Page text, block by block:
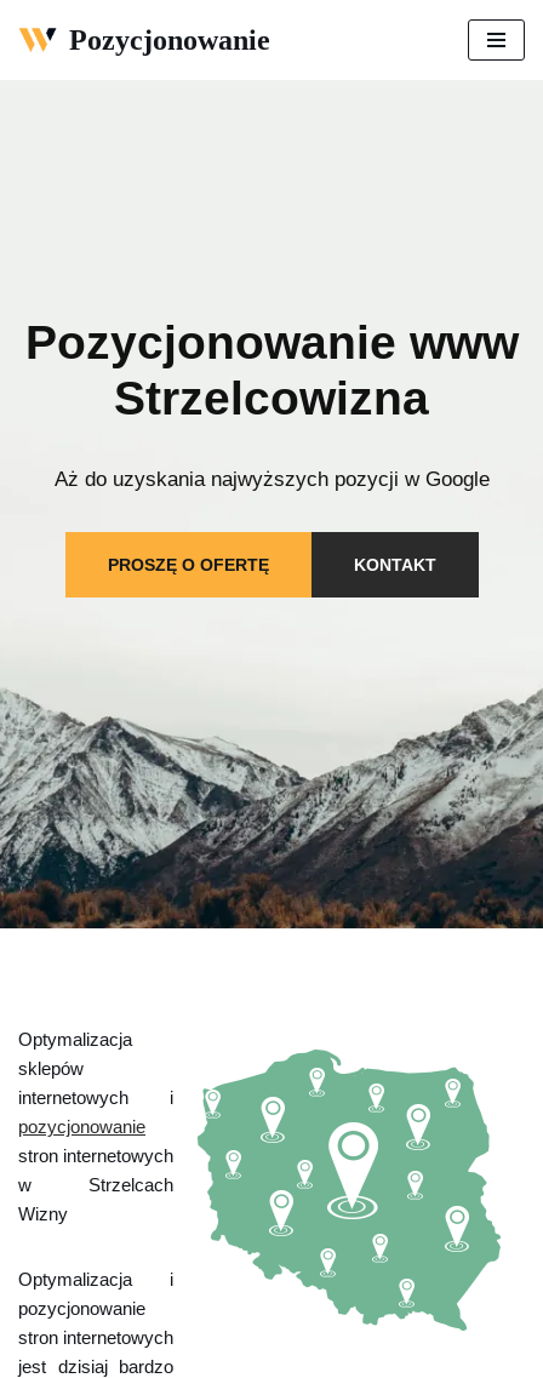
Pozycjonowanie
Pozycjonowanie www
Strzelcowizna
Aż do uzyskania najwyższych pozycji w Google
PROSZĘ O OFERTĘ KONTAKT
Optymalizacja
sklepów
internetowych i
pozycjonowanie
stron internetowych
w Strzelcach
Wizny
Optymalizacja i
pozycjonowanie
stron internetowych
jest dzisiaj bardzo